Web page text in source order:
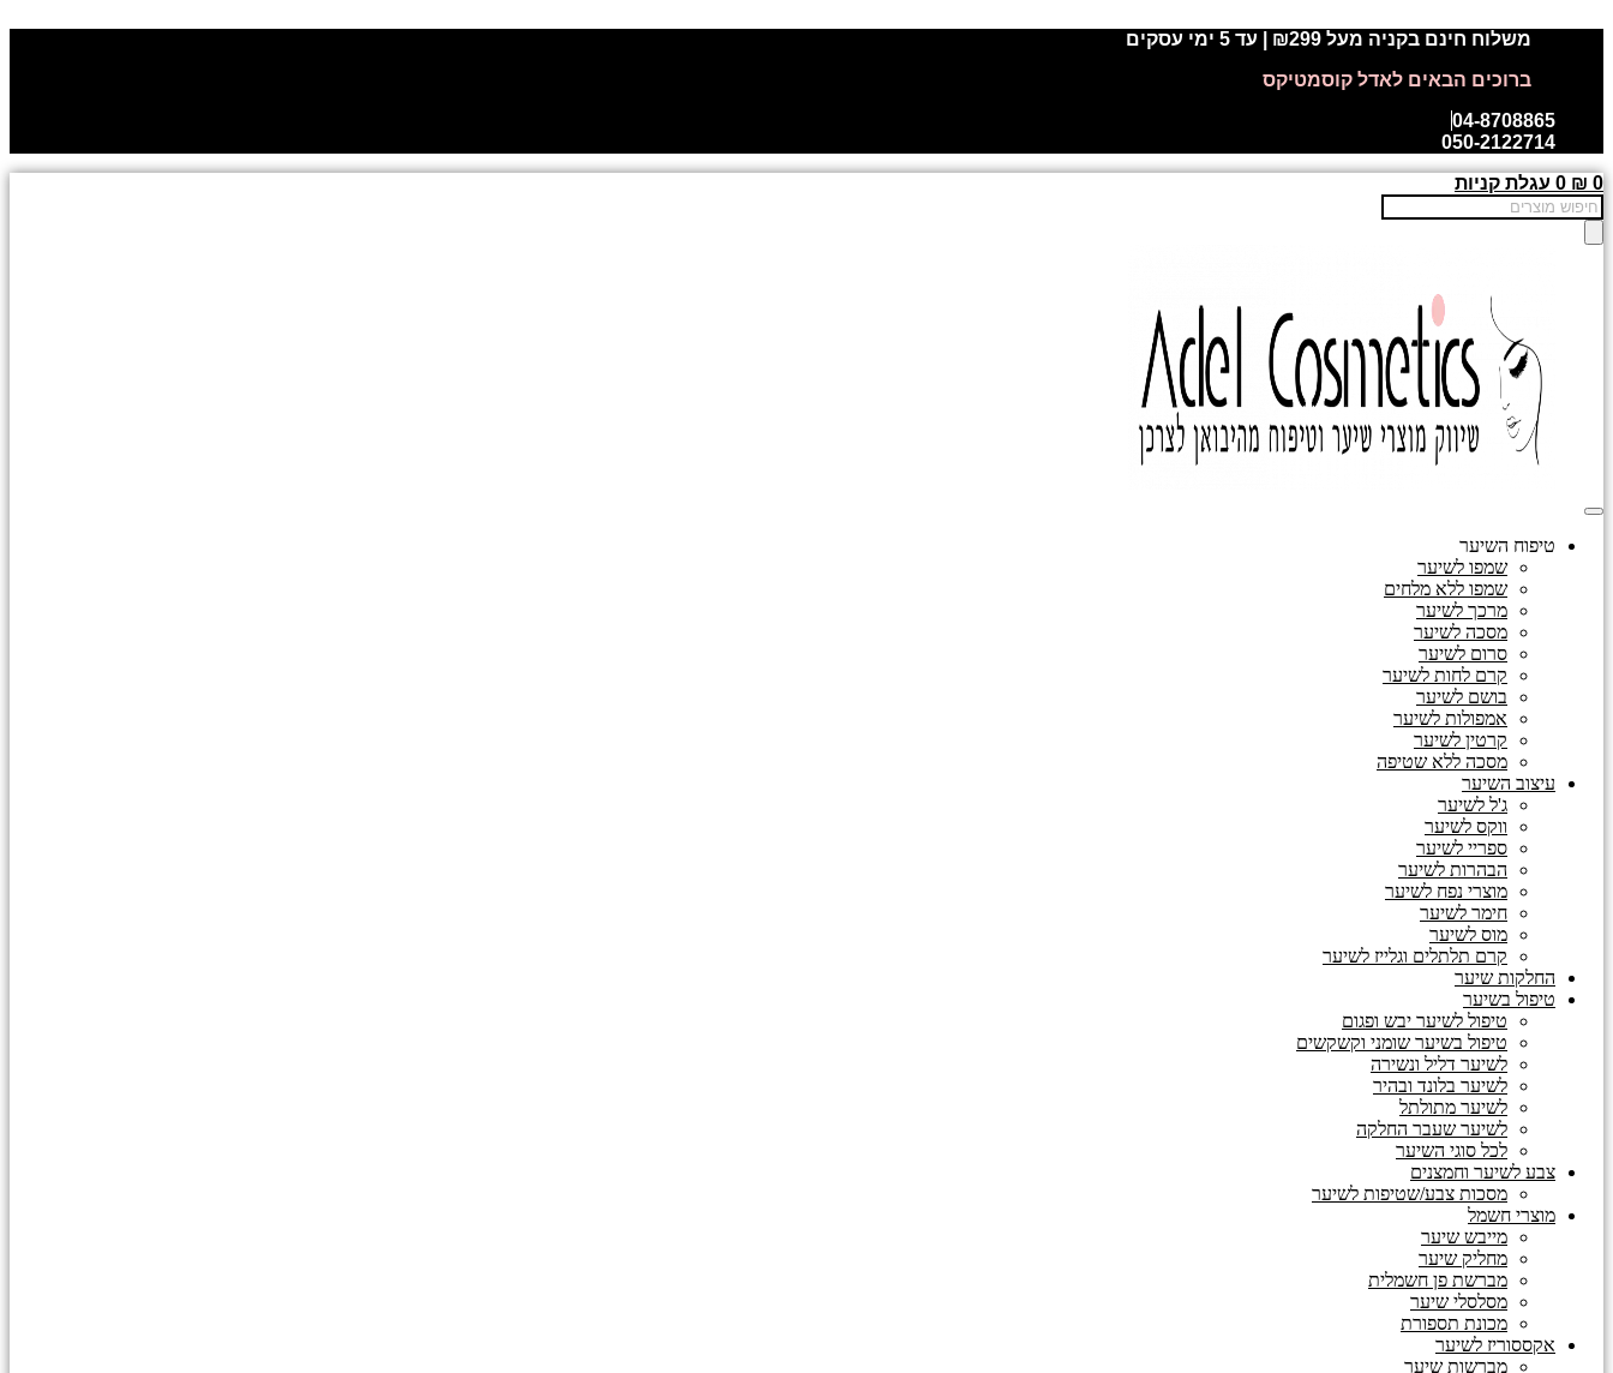
משלוח חינם בקניה מעל ₪299 | עד 5 ימי עסקים
ברוכים הבאים לאדל קוסמטיקס
04-8708865
050-2122714
₪ 0
0 עגלת קניות
Products
search
טיפוח השיער
שמפו לשיער
שמפו ללא מלחים
מרכך לשיער
מסכה לשיער
סרום לשיער
קרם לחות לשיער
בושם לשיער
אמפולות לשיער
קרטין לשיער
מסכה ללא שטיפה
עיצוב השיער
ג'ל לשיער
ווקס לשיער
ספריי לשיער
הבהרות לשיער
מוצרי נפח לשיער
חימר לשיער
מוס לשיער
קרם תלתלים וגלייז לשיער
החלקות שיער
טיפול בשיער
טיפול לשיער יבש ופגום
טיפול בשיער שומני וקשקשים
לשיער דליל ונשירה
לשיער בלונד ובהיר
לשיער מתולתל
לשיער שעבר החלקה
לכל סוגי השיער
צבע לשיער וחמצנים
מסכות צבע/שטיפות לשיער
מוצרי חשמל
מייבש שיער
מחליק שיער
מברשת פן חשמלית
מסלסלי שיער
מכונת תספורת
אקססוריז לשיער
מברשות שיער